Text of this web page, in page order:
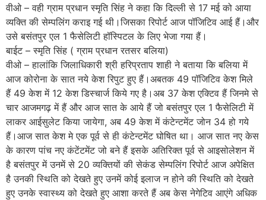
वीओ – वही ग्राम प्रधान स्मृति सिंह ने कहा कि दिल्ली से 17 मई को आया
व्यक्ति की सेम्पलिंग कराइ गई थी।जिसका रिपोर्ट आज पॉजिटिव आई हैं।और
उसे बसंतपुर एल 1 फैसेलिटी हॉस्पिटल के लिए भेजा गया हैं।
बाईट – स्मृति सिंह ( ग्राम प्रधान रतसर बलिया)
वीओ – हालांकि जिलाधिकारी श्री हरिप्रताप शाही ने बताया कि बलिया में
आज कोरोना के सात नये केश रिपुट हुए हैं।अबतक 49 पॉजिटिव केश मिले
हैं 49 केश में 12 केश डिस्चार्ज किये गए है।अब 37 केश एक्टिव हैं जिनमे से
चार आजमगढ़ में हैं और आज सात के आये हैं जो बसंतपुर एल 1 फैसेलिटी में
लाकर आईसुलेट किया जायेगा, अब 49 केश में कंटेन्टमेंट जोन 34 हो गये
हैं।आज सात केश मे एक पूर्व से ही कंटेन्टमेंट घोषित था। आज सात नए केस
के कारण पांच नए कंटेंटमेंट जो बने हैं इसके अतिरिक्त पूर्व से आइसोलेशन में
है बसंतपुर में उनमें से 20 व्यक्तियों की सेकंड सेम्पलिंग रिपोर्ट आज अपेक्षित
है उनकी स्थिति को देखते हुए उनमें कोई इलाज न होने की स्थिति को देखते
हुए उनके स्वास्थ्य को देखते हुए आशा करते हैं अब केस नेगेटिव आएंगे अधिक